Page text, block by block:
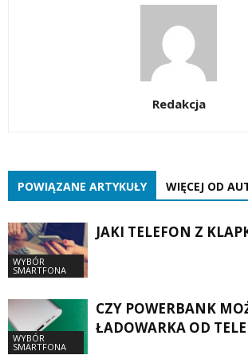
Redakcja
POWIĄZANE ARTYKUŁY WIĘCEJ OD
WYBÓR
SMARTFONA
JAKI TELEFON Z
WYBÓR
SMARTFONA
CZY POWERBANK
ŁADOWARKA OD